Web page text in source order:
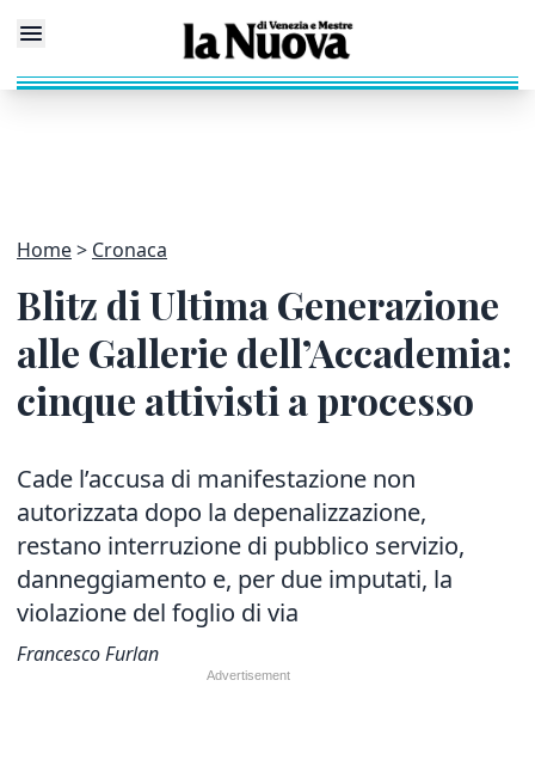
Home Cronaca
Blitz di Ultima Generazione
alle Gallerie dell’Accademia:
cinque attivisti a processo
Cade l’accusa di manifestazione non
autorizzata dopo la depenalizzazione,
restano interruzione di pubblico servizio,
danneggiamento e, per due imputati, la
violazione del foglio di via
Francesco Furlan